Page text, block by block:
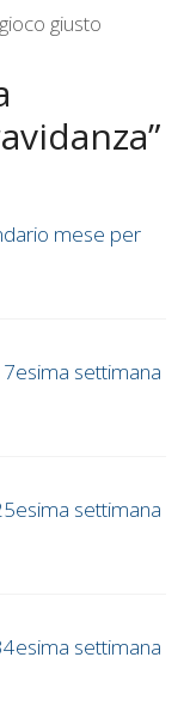
giusto
mese per
settimana
settimana
settimana